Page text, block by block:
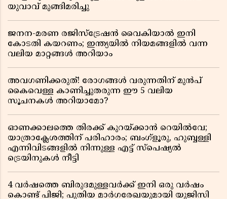
യുവാവ് മുങ്ങിമരിച്ചു
ജനന-മരണ രജിസ്ട്രേഷൻ വൈകിയാൽ ഇനി
കോടതി കയറണം; ഇന്ത്യയിൽ നിയമങ്ങളിൽ വന്ന
വലിയ മാറ്റങ്ങൾ അറിയാം
അവഗണിക്കരുത്! രോഗങ്ങൾ വരുന്നതിന് മുൻപ്
കൈവെള്ള കാണിച്ചുതരുന്ന ഈ 5 വലിയ
സൂചനകൾ അറിയാമോ?
ഓണക്കാലത്തെ തിരക്ക് കുറയ്ക്കാൻ റെയിൽവേ;
യാത്രാക്ലേശത്തിന് പരിഹാരം; ബംഗ്ളൂരു, ഹുബ്ബള്ളി
എന്നിവിടങ്ങളിൽ നിന്നുള്ള എട്ട് സ്പെഷ്യൽ
ട്രെയിനുകൾ നീട്ടി
4 വർഷത്തെ ബിരുദമുള്ളവർക്ക് ഇനി ഒരു വർഷം
കൊണ്ട് പിജി; പുതിയ മാർഗരേഖയുമായി യുജിസി